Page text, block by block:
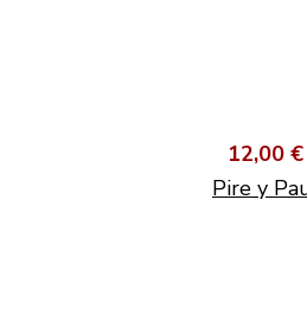
12,00 €
Pire y